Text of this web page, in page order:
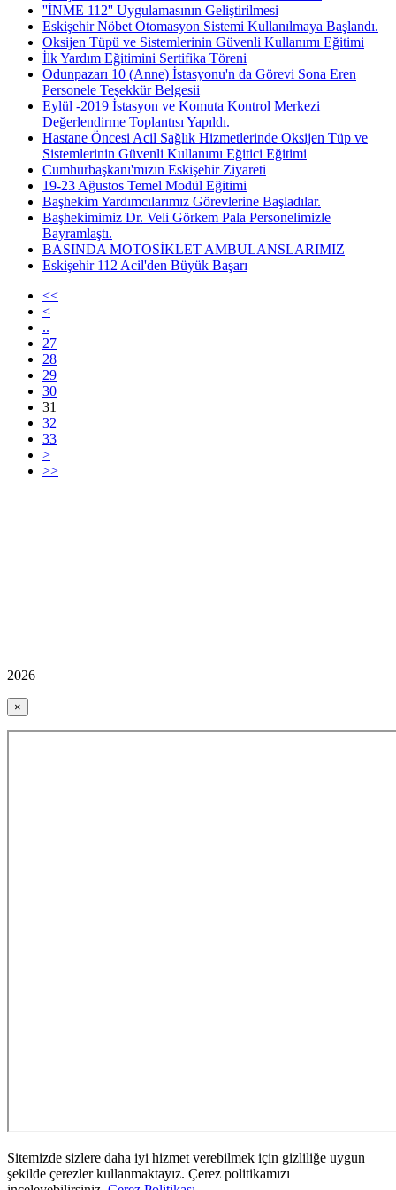
''İNME 112'' Uygulamasının Geliştirilmesi
Eskişehir Nöbet Otomasyon Sistemi Kullanılmaya Başlandı.
Oksijen Tüpü ve Sistemlerinin Güvenli Kullanımı Eğitimi
İlk Yardım Eğitimini Sertifika Töreni
Odunpazarı 10 (Anne) İstasyonu'n da Görevi Sona Eren
Personele Teşekkür Belgesii
Eylül -2019 İstasyon ve Komuta Kontrol Merkezi
Değerlendirme Toplantısı Yapıldı.
Hastane Öncesi Acil Sağlık Hizmetlerinde Oksijen Tüp ve
Sistemlerinin Güvenli Kullanımı Eğitici Eğitimi
Cumhurbaşkanı'mızın Eskişehir Ziyareti
19-23 Ağustos Temel Modül Eğitimi
Başhekim Yardımcılarımız Görevlerine Başladılar.
Başhekimimiz Dr. Veli Görkem Pala Personelimizle
Bayramlaştı.
BASINDA MOTOSİKLET AMBULANSLARIMIZ
Eskişehir 112 Acil'den Büyük Başarı
<<
<
..
27
28
29
30
31
32
33
>
>>
2026
×
Sitemizde sizlere daha iyi hizmet verebilmek için gizliliğe uygun
şekilde çerezler kullanmaktayız. Çerez politikamızı